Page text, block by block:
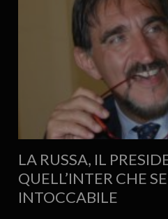
LA RUSSA, IL
QUELL’INTER CHE
INTOCCABILE